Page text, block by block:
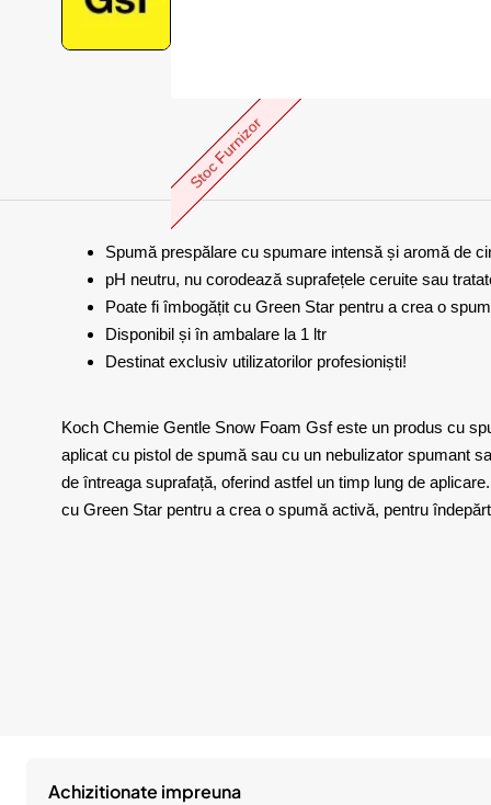
Stoc Furnizor
Spumă prespălare cu spumare intensă și aromă de
pH neutru, nu corodează suprafețele ceruite sau
Poate fi îmbogățit cu Green Star pentru a crea o
Disponibil și în ambalare la 1 ltr
Destinat exclusiv utilizatorilor profesioniști!
Koch Chemie Gentle Snow Foam Gsf este un produs cu
aplicat cu pistol de spumă sau cu un nebulizator spumant
de întreaga suprafață, oferind astfel un timp lung de
cu Green Star pentru a crea o spumă activă, pentru
Achizitionate impreuna